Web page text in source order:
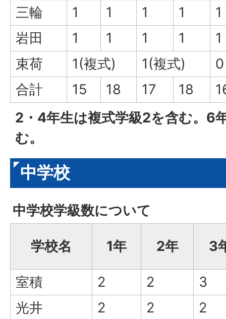
三輪
1 1 1 1
1
岩田
1 1 1 1
1
束荷
1(複式) 1(複式)
0
合計
15 18 17 18
2・4年生は複式学級2を含む。6
む。
中学校
中学校学級数について
学校名 1年 2年 3
室積 2 2
3
光井
2 2
2